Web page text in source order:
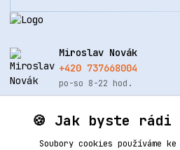
Miroslav Novák
+420 737668004
po-so 8-22 hod.
info@renovacekuze.cz
🍪 Jak byste rádi
Soubory cookies používáme